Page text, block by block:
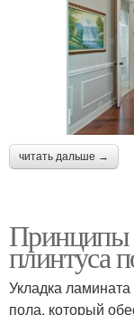
читать дальше →
Принципы
плинтуса
Укладка
пола, который